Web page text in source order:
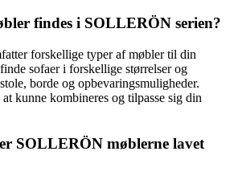
findes i SOLLERÖN serien?
forskellige typer af møbler til din
sofaer i forskellige størrelser og
borde og opbevaringsmuligheder.
kunne kombineres og tilpasse sig din
SOLLERÖN møblerne lavet